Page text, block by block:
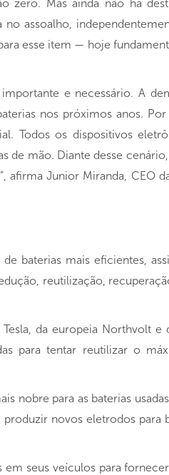
zero. Mas ainda não há
assoalho,
esse item — hoje
e necessário. A
nos próximos anos.
Todos os dispositivos
de mão. Diante desse
afirma Junior Miranda, CEO
baterias mais eficientes,
reutilização,
da europeia Northvolt
para tentar reutilizar o
nobre para as baterias
novos eletrodos para
seus veículos para